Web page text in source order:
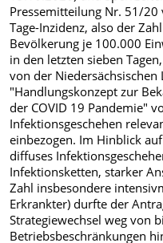
Pressemitteilung Nr. 51/20
Tage-Inzidenz, also der
Bevölkerung je 100.000
in den letzten sieben
von der
"Handlungskonzept zur
der COVID 19 Pandemie"
Infektionsgeschehen
einbezogen. Im Hinblick
diffuses
Infektionsketten, starker
Zahl insbesondere
Erkrankter) durfte der
Strategiewechsel weg von
Betriebsbeschränkungen